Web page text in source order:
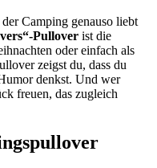
Camping genauso liebt
Pullover ist die
oder einfach als
zeigst du, dass du
denkst. Und wer
freuen, das zugleich